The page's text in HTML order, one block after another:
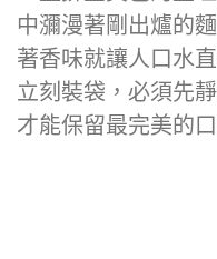
中瀰漫著剛出爐的
著香味就讓人口水
立刻裝袋，必須先
才能保留最完美的